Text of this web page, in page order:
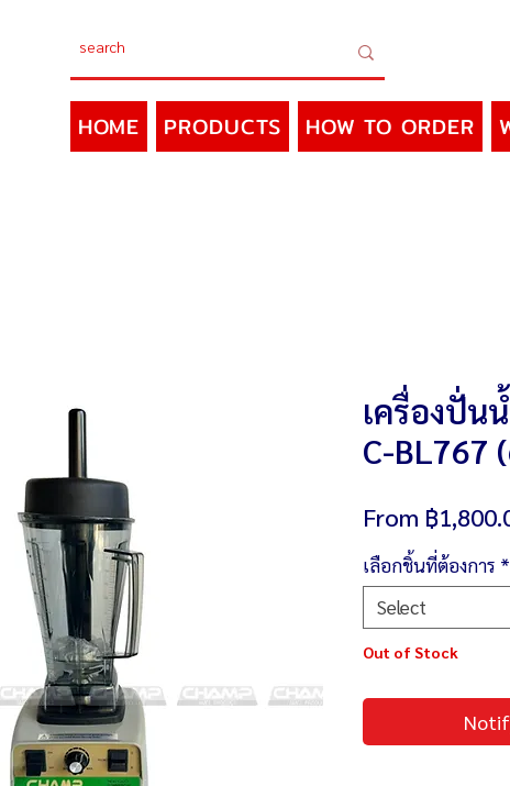
HOME PRODUCTS HOW TO ORDER
เครื่องปั่น
C-BL767
From ฿
เลือกชิ้นที่ต้องการ *
Select
Out of Stock